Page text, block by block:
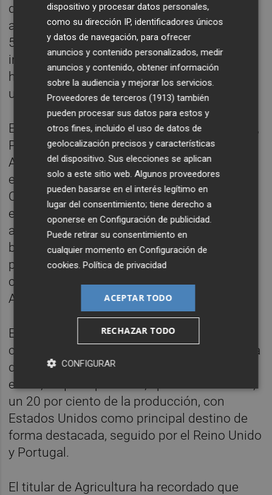
días para que concluyan las tareas de siega,
a 2,5 millones de kilos, tras haber sembrado
525 hectáreas, lo que consolida el
incremento experimentado en 2019, según
han informado fuentes de la Comunidad en
una nota de prensa.
El consejero de Agua, Agricultura, Ganadería,
Pesca, Medio Ambiente y Emergencias,
Antonio Luengo, que ha visitado este lunes
el coto arrocero, ha calificado el arroz de
Calasparra como "uno de los principales
embajadores de la Región, por su más que
acreditada calidad y por su permanente
búsqueda de la excelencia en todo el
proceso productivo, que quedó plenamente
confirmada con la puesta en marcha de
Arroz Innova".
El arroz de la DOP Calasparra alcanzó unas
cifras de exportación el pasado año de cerca
de 423 toneladas, y un importe de 555.000
euros, lo que representa, aproximadamente,
un 20 por ciento de la producción, con
Estados Unidos como principal destino de
forma destacada, seguido por el Reino Unido
y Portugal.
El titular de Agricultura ha recordado que
dispositivo y procesar datos personales,
como su dirección IP, identificadores únicos
y datos de navegación, para ofrecer
anuncios y contenido personalizados, medir
anuncios y contenido, obtener información
sobre la audiencia y mejorar los servicios.
Proveedores de terceros (1913) también
pueden procesar sus datos para estos y
otros fines, incluido el uso de datos de
geolocalización precisos y características
del dispositivo. Sus elecciones se aplican
solo a este sitio web. Algunos proveedores
pueden basarse en el interés legítimo en
lugar del consentimiento; tiene derecho a
oponerse enConfiguración de publicidad
Puede retirar su consentimiento en
cualquier momento enConfiguración de
cookies .Política de privacidad
ACEPTAR TODO
RECHAZAR TODO
CONFIGURAR